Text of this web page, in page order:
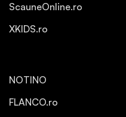
ScauneOnline.ro
XKIDS.ro
NOTINO
FLANCO.ro